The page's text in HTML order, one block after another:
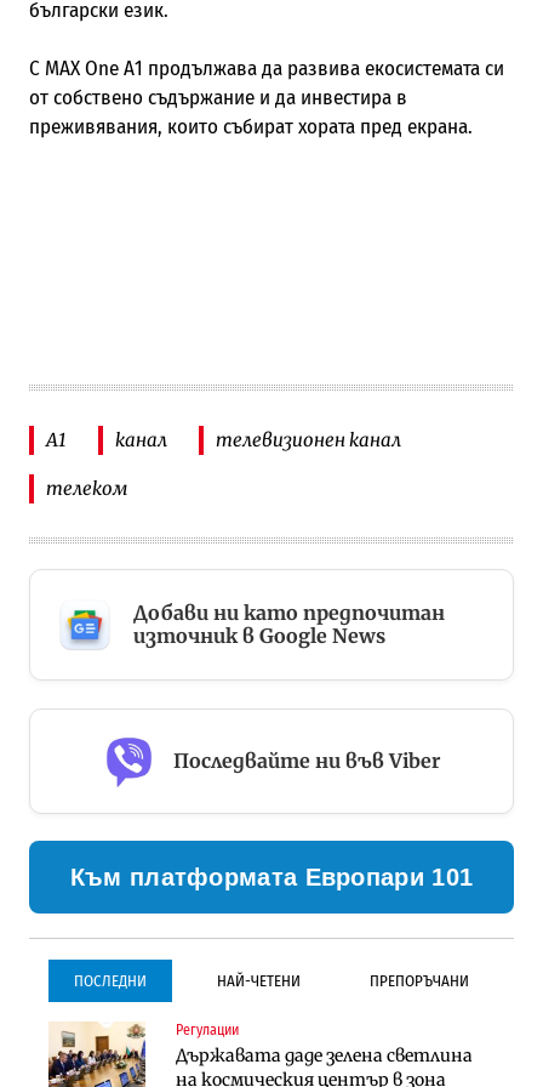
български език.
С MAX One А1 продължава да развива екосистемата си
от собствено съдържание и да инвестира в
преживявания, които събират хората пред екрана.
А1 канал телевизионен канал
телеком
Добави ни като предпочитан
източник в Google News
Последвайте ни във Viber
Към платформата Европари 101
ПОСЛЕДНИ НАЙ-ЧЕТЕНИ ПРЕПОРЪЧАНИ
Регулации
Държавата даде зелена светлина
на космическия център в зона
Инфраструктура
Проектирането на тунела под
Петрохан ще върви паралелно с
Инфраструктура
Проектирането на тунела под
Петрохан ще върви паралелно с